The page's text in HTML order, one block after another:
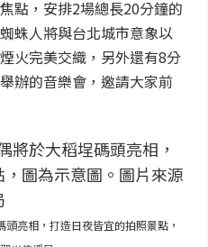
點，安排2場總長20分鐘的
蛛人將與台北城市意象以
火完美交織，另外還有8分
辦的音樂會，邀請大家前
亮相，打造日夜皆宜的拍照景點，